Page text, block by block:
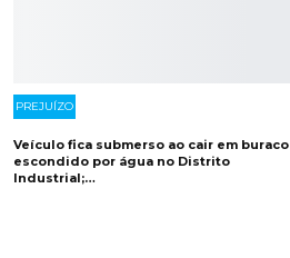
PREJUÍZO
Veículo fica submerso ao cair em buraco
escondido por água no Distrito
Industrial;…